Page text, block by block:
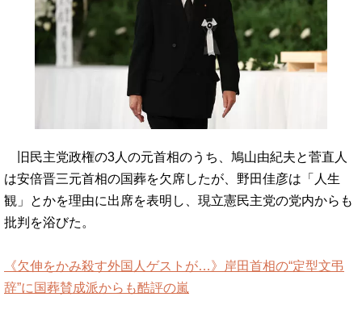
旧民主党政権の3人の元首相のうち、鳩山由紀夫と菅直人
は安倍晋三元首相の国葬を欠席したが、野田佳彦は「人生
観」とかを理由に出席を表明し、現立憲民主党の党内からも
批判を浴びた。
《欠伸をかみ殺す外国人ゲストが…》岸田首相の“定型文弔
辞”に国葬賛成派からも酷評の嵐